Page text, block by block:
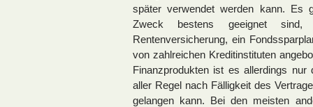
später verwendet werden kann. Es
Zweck bestens geeignet
Rentenversicherung, ein
von zahlreichen Kreditinstituten
Finanzprodukten ist es allerdings
aller Regel nach Fälligkeit des
gelangen kann. Bei den meisten